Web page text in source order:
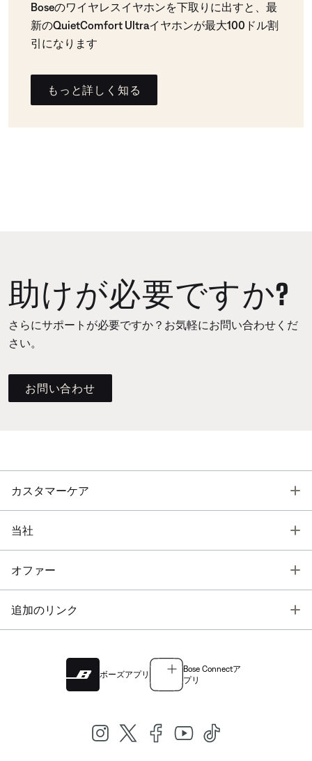
Boseのワイヤレスイヤホンを下取りに出すと、最
新のQuietComfort Ultraイヤホンが最大100ドル割
引になります
もっと詳しく知る
助けが必要ですか?
さらにサポートが必要ですか？お気軽にお問い合わせくだ
さい。
お問い合わせ
カスタマーケア
当社
オファー
追加のリンク
ボーズアプリ
Bose Connectア
プリ